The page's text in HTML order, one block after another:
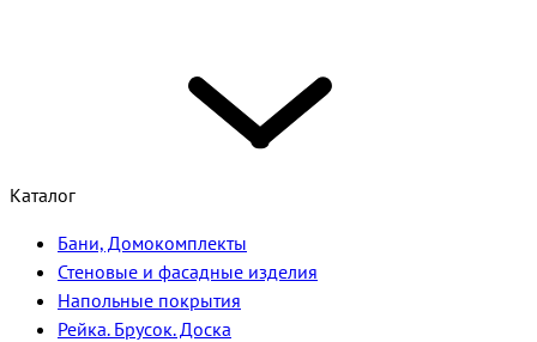
Каталог
Бани, Домокомплекты
Стеновые и фасадные изделия
Напольные покрытия
Рейка. Брусок. Доска